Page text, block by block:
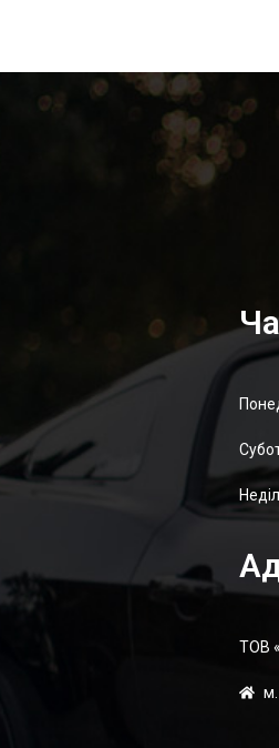
ТОВ